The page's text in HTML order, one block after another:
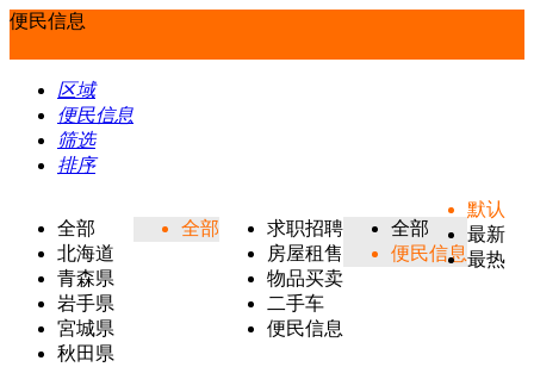
便民信息
区域
便民信息
筛选
排序
全部
北海道
青森県
岩手県
宮城県
秋田県
全部
求职招聘
房屋租售
物品买卖
二手车
便民信息
全部
便民信息
默认
最新
最热